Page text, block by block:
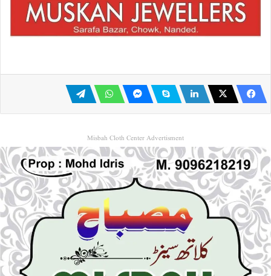
Misbah Cloth Center Advertisment